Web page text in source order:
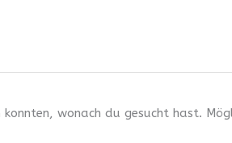
wonach du gesucht hast.